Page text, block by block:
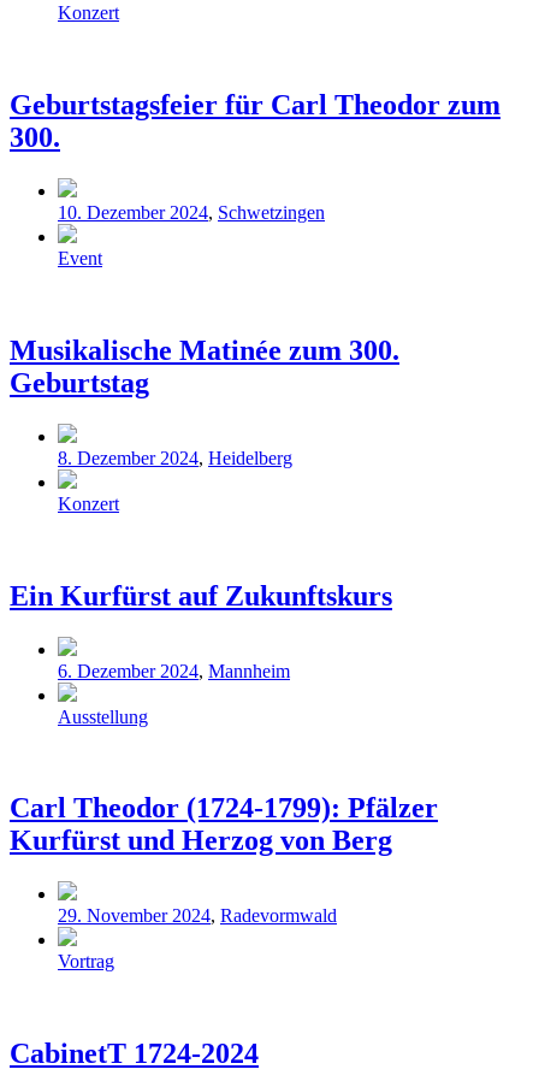
Schlagwörter
Konzert
Geburtstagsfeier für Carl Theodor zum
300.
Veröffentlicht
in
10. Dezember 2024, Schwetzingen
Schlagwörter
Event
Musikalische Matinée zum 300.
Geburtstag
Veröffentlicht
in
8. Dezember 2024, Heidelberg
Schlagwörter
Konzert
Ein Kurfürst auf Zukunftskurs
Veröffentlicht
in
6. Dezember 2024, Mannheim
Schlagwörter
Ausstellung
Carl Theodor (1724-1799): Pfälzer
Kurfürst und Herzog von Berg
Veröffentlicht
in
29. November 2024, Radevormwald
Schlagwörter
Vortrag
CabinetT 1724-2024